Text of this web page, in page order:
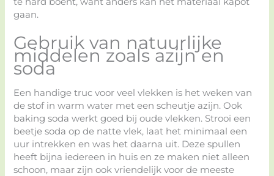
gaan.
Gebruik van natuurlijke
middelen zoals azijn en
soda
Een handige truc voor veel vlekken is het weken van
de stof in warm water met een scheutje azijn. Ook
baking soda werkt goed bij oude vlekken. Strooi een
beetje soda op de natte vlek, laat het minimaal een
uur intrekken en was het daarna uit. Deze spullen
heeft bijna iedereen in huis en ze maken niet alleen
schoon, maar zijn ook vriendelijk voor de meeste